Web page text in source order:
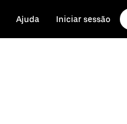
Ajuda Iniciar sessão